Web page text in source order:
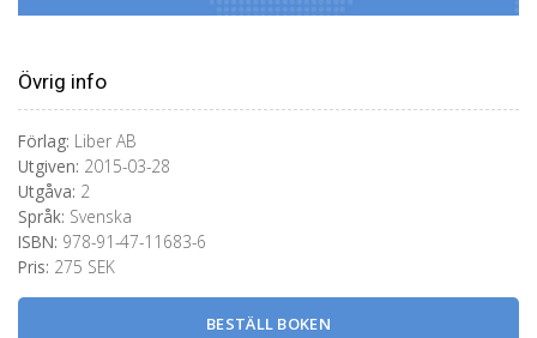
Övrig info
Förlag: Liber AB
Utgiven: 2015-03-28
Utgåva: 2
Språk: Svenska
ISBN: 978-91-47-11683-6
Pris: 275 SEK
BESTÄLL BOKEN